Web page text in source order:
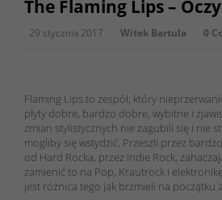
The Flaming Lips –
29 stycznia 2017 Witek Bartula 0
Flaming Lips to zespół, który
płyty dobre, bardzo dobre, wybitne i
zmian stylistycznych nie zagubili się i nie
mogliby się wstydzić. Przeszli przez
od Hard Rocka, przez Indie Rock,
zamienić to na Pop, Krautrock i
jest różnica tego jak brzmieli na początku